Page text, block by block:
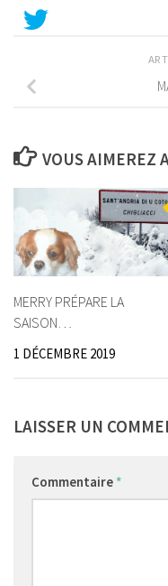
VOUS AIMEREZ
MERRY PRÉPARE LA
SAISON…
1 DÉCEMBRE 2019
LAISSER UN
Commentaire *